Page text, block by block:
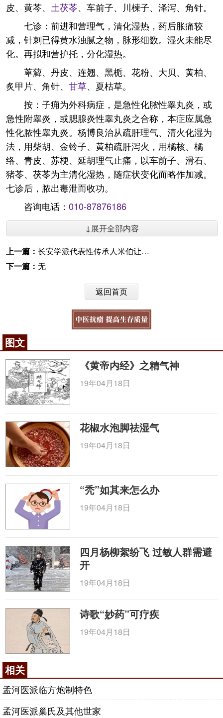
皮、黄芩、 土茯苓、车前子、川楝子、泽泻、角针。
七诊：前进和营理气，清化湿热，药后胀痛较
减，针刺已得黄水浊腻之物，脉形细数。湿火未能尽
化。再拟和营护托，分化湿热。
萆薢、丹皮、连翘、黑栀、花粉、大贝、黄柏、
炙甲片、角针、 甘草、夏枯草。
按：子痈为外科病症，是急性化脓性睾丸炎，或
急性附睾炎，或腮腺炎性睾丸炎之合称，本症应属急
性化脓性睾丸炎。杨博良治从疏肝理气、清火化湿为
法，用柴胡、金铃子、黄柏疏肝泻火，用橘核、橘
络、青皮、苏梗、延胡理气止痛，以车前子、滑石、
猪苓、茯苓为主清化湿热，随症状变化而略作加减。
七诊后，脓出毒泄而收功。
咨询电话： 010-87876186
↓展开全部内容
上一篇： 长安学派代表性传承人米伯让百年诞辰纪念
下一篇： 无
返回首页
图文
《黄帝内经》之精气神
19年04月18日
花椒水泡脚祛湿气
19年04月18日
“秃”如其来怎么办
19年04月18日
四月杨柳絮纷飞 过敏人群需避
开
19年04月18日
诗歌“妙药”可疗疾
19年04月18日
相关
孟河医派临方炮制特色
孟河医派巢氏及其他世家